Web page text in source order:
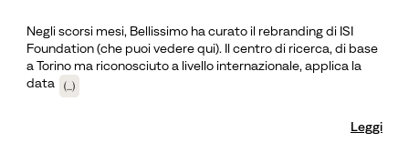
Negli scorsi mesi, Bellissimo ha curato il rebranding di ISI
Foundation (che puoi vedere qui). Il centro di ricerca, di base
a Torino ma riconosciuto a livello internazionale, applica la
data
(...)
Leggi